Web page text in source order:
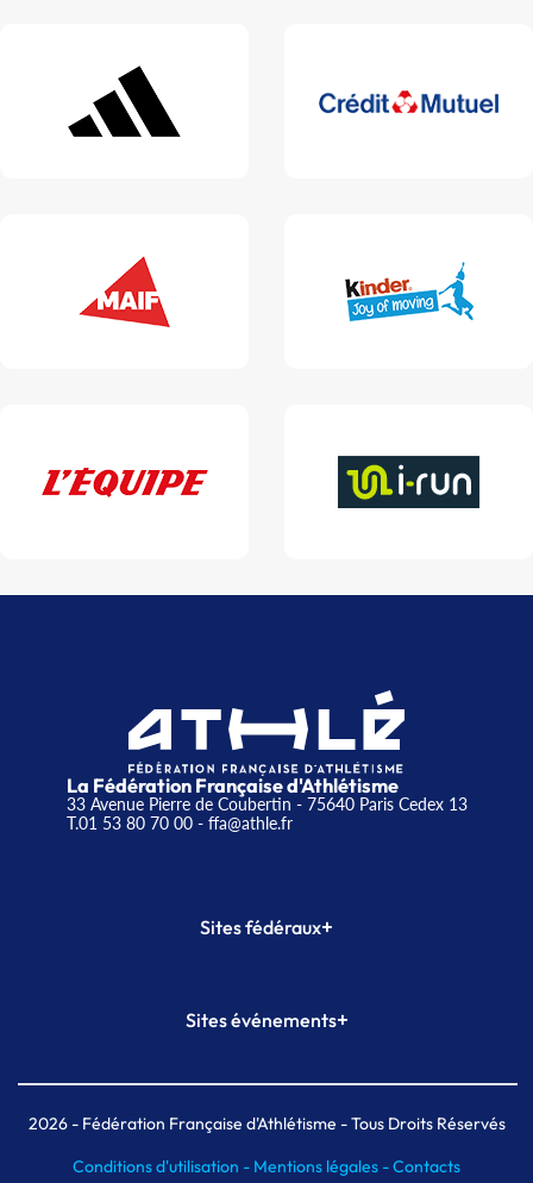
La Fédération Française d'Athlétisme
33 Avenue Pierre de Coubertin - 75640 Paris Cedex 13
T.01 53 80 70 00- ffa@athle.fr
Sites fédéraux+
Plateforme Formation
Sites événements+
Meeting de Paris indoor
MAIF Ekiden de Paris
2026- Fédération Française d'Athlétisme - Tous Droits Réservés
Conditions d'utilisation - Mentions légales -Contacts